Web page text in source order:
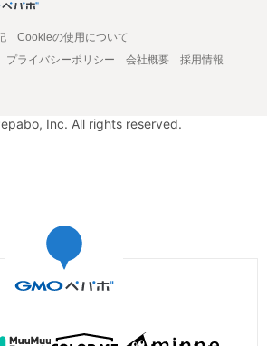
Cookieの使用について
プライバシーポリシー 会社概要
採用情報
Inc. All rights reserved.